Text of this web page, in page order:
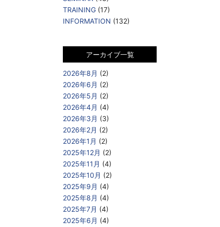
TRAINING (17)
INFORMATION (132)
アーカイブ一覧
2026年8月 (2)
2026年6月 (2)
2026年5月 (2)
2026年4月 (4)
2026年3月 (3)
2026年2月 (2)
2026年1月 (2)
2025年12月 (2)
2025年11月 (4)
2025年10月 (2)
2025年9月 (4)
2025年8月 (4)
2025年7月 (4)
2025年6月 (4)